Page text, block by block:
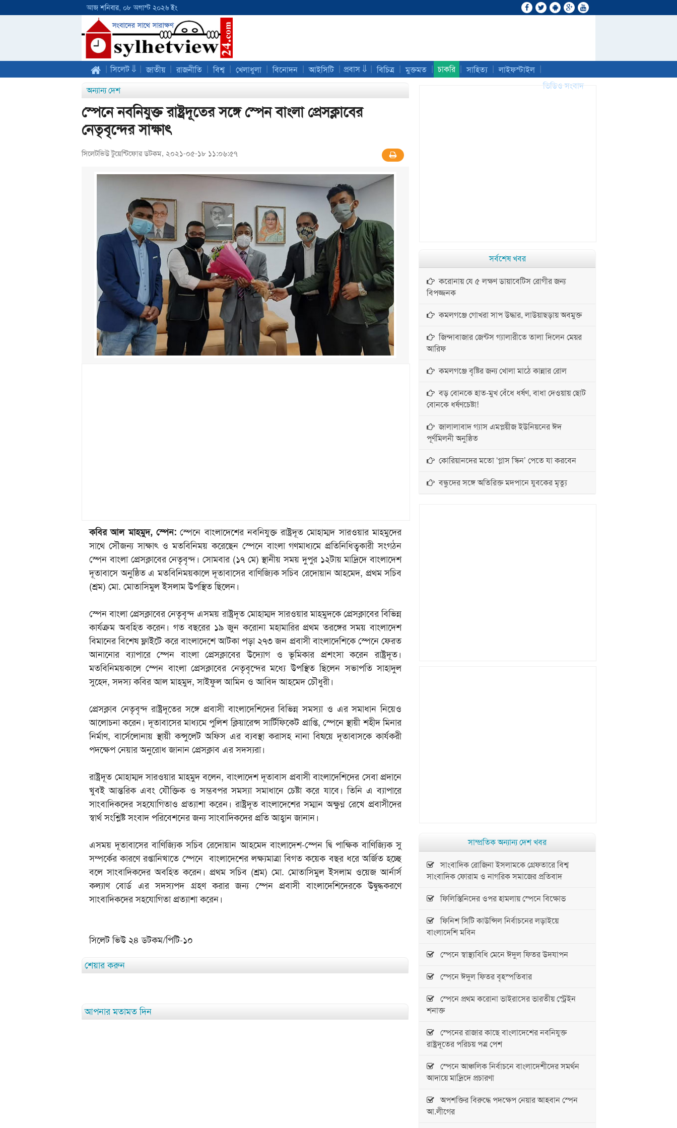
আজ শনিবার, ০৮ অগাস্ট ২০২৬ ইং
| সিলেট ⇓ | জাতীয় | রাজনীতি | বিশ্ব | খেলাধুলা | বিনোদন | আইসিটি | প্রবাস ⇓ | বিচিত্র | মুক্তমত | চাকরি | সাহিত্য | লাইফস্টাইল |
ভিডিও সংবাদ
অন্যান্য দেশ
স্পেনে নবনিযুক্ত রাষ্ট্রদূতের সঙ্গে স্পেন বাংলা প্রেসক্লাবের
নেতৃবৃন্দের সাক্ষাৎ
সিলেটভিউ টুয়েন্টিফোর ডটকম, ২০২১-০৫-১৮ ১১:০৬:৫৭
কবির আল মাহমুদ, স্পেন:স্পেনে বাংলাদেশের নবনিযুক্ত রাষ্ট্রদূত মোহাম্মদ সারওয়ার মাহমুদের
সাথে সৌজন্য সাক্ষাৎ ও মতবিনিময় করেছেন স্পেনে বাংলা গণমাধ্যমে প্রতিনিধিত্বকারী সংগঠন
স্পেন বাংলা প্রেসক্লাবের নেতৃবৃন্দ। সোমবার (১৭ মে) স্থানীয় সময় দুপুর ১২টায় মাদ্রিদে বাংলাদেশ
দূতাবাসে অনুষ্ঠিত এ মতবিনিময়কালে দূতাবাসের বাণিজ্যিক সচিব রেদোয়ান আহমেদ, প্রথম সচিব
(শ্রম) মো. মোতাসিমুল ইসলাম উপস্থিত ছিলেন।
স্পেন বাংলা প্রেসক্লাবের নেতৃবৃন্দ এসময় রাষ্ট্রদূত মোহাম্মদ সারওয়ার মাহমুদকে প্রেসক্লাবের বিভিন্ন
কার্যক্রম অবহিত করেন। গত বছরের ১৯ জুন করোনা মহামারির প্রথম তরঙ্গের সময় বাংলাদেশ
বিমানের বিশেষ ফ্লাইটে করে বাংলাদেশে আটকা পড়া ২৭৩ জন প্রবাসী বাংলাদেশিকে স্পেনে ফেরত
আনানোর ব্যাপারে স্পেন বাংলা প্রেসক্লাবের উদ্যোগ ও ভূমিকার প্রশংসা করেন রাষ্ট্রদূত।
মতবিনিময়কালে স্পেন বাংলা প্রেসক্লাবের নেতৃবৃন্দের মধ্যে উপস্থিত ছিলেন সভাপতি সাহাদুল
সুহেদ, সদস্য কবির আল মাহমুদ, সাইফুল আমিন ও আবিদ আহমেদ চৌধুরী।
প্রেসক্লাব নেতৃবৃন্দ রাষ্ট্রদূতের সঙ্গে প্রবাসী বাংলাদেশিদের বিভিন্ন সমস্যা ও এর সমাধান নিয়েও
আলোচনা করেন। দূতাবাসের মাধ্যমে পুলিশ ক্লিয়ারেন্স সার্টিফিকেট প্রাপ্তি, স্পেনে স্থায়ী শহীদ মিনার
নির্মাণ, বার্সেলোনায় স্থায়ী কন্সুলেট অফিস এর ব্যবস্থা করাসহ নানা বিষয়ে দূতাবাসকে কার্যকরী
পদক্ষেপ নেয়ার অনুরোধ জানান প্রেসক্লাব এর সদস্যরা।
রাষ্ট্রদূত মোহাম্মদ সারওয়ার মাহমুদ বলেন, বাংলাদেশ দূতাবাস প্রবাসী বাংলাদেশিদের সেবা প্রদানে
খুবই আন্তরিক এবং যৌক্তিক ও সম্ভবপর সমস্যা সমাধানে চেষ্টা করে যাবে। তিনি এ ব্যাপারে
সাংবাদিকদের সহযোগিতাও প্রত্যাশা করেন। রাষ্ট্রদূত বাংলাদেশের সম্মান অক্ষুণ্ন রেখে প্রবাসীদের
স্বার্থ সংশ্লিষ্ট সংবাদ পরিবেশনের জন্য সাংবাদিকদের প্রতি আহ্বান জানান।
এসময় দূতাবাসের বাণিজ্যিক সচিব রেদোয়ান আহমেদ বাংলাদেশ-স্পেন দ্বি পাক্ষিক বাণিজ্যিক সু
সম্পর্কের কারণে রপ্তানিখাতে স্পেনে বাংলাদেশের লক্ষ্যমাত্রা বিগত কয়েক বছর ধরে অর্জিত হচ্ছে
বলে সাংবাদিকদের অবহিত করেন। প্রথম সচিব (শ্রম) মো. মোতাসিমুল ইসলাম ওয়েজ আর্নার্স
কল্যাণ বোর্ড এর সদস্যপদ গ্রহণ করার জন্য স্পেন প্রবাসী বাংলাদেশিদেরকে উদ্বুদ্ধকরণে
সাংবাদিকদের সহযোগিতা প্রত্যাশা করেন।
সিলেট ভিউ ২৪ ডটকম/পিটি-১০
শেয়ার করুন
আপনার মতামত দিন
সর্বশেষ খবর
করোনায় যে ৫ লক্ষণ ডায়াবেটিস রোগীর জন্য
বিপজ্জনক
কমলগঞ্জে গোখরা সাপ উদ্ধার, লাউয়াছড়ায় অবমুক্ত
জিন্দাবাজার জেন্টস গ্যালারীতে তালা দিলেন মেয়র
আরিফ
কমলগঞ্জে বৃষ্টির জন্য খোলা মাঠে কান্নার রোল
বড় বোনকে হাত-মুখ বেঁধে ধর্ষণ, বাধা দেওয়ায় ছোট
বোনকে ধর্ষণচেষ্টা!
জালালাবাদ গ্যাস এমপ্লয়ীজ ইউনিয়নের ঈদ
পূর্ণমিলনী অনুষ্ঠিত
কোরিয়ানদের মতো ‘গ্লাস স্কিন’ পেতে যা করবেন
বন্ধুদের সঙ্গে অতিরিক্ত মদপানে যুবকের মৃত্যু
সাম্প্রতিক অন্যান্য দেশ খবর
সাংবাদিক রোজিনা ইসলামকে গ্রেফতারে বিশ্ব
সাংবাদিক ফোরাম ও নাগরিক সমাজের প্রতিবাদ
ফিলিস্তিনিদের ওপর হামলায় স্পেনে বিক্ষোভ
ফিনিশ সিটি কাউন্সিল নির্বাচনের লড়াইয়ে
বাংলাদেশি মবিন
স্পেনে স্বাস্থ্যবিধি মেনে ঈদুল ফিতর উদযাপন
স্পেনে ঈদুল ফিতর বৃহস্পতিবার
স্পেনে প্রথম করোনা ভাইরাসের ভারতীয় স্ট্রেইন
শনাক্ত
স্পেনের রাজার কাছে বাংলাদেশের নবনিযুক্ত
রাষ্ট্রদূতের পরিচয় পত্র পেশ
স্পেনে আঞ্চলিক নির্বাচনে বাংলাদেশীদের সমর্থন
আদায়ে মাদ্রিদে প্রচারণা
অপশক্তির বিরুদ্ধে পদক্ষেপ নেয়ার আহবান স্পেন
আ.লীগের